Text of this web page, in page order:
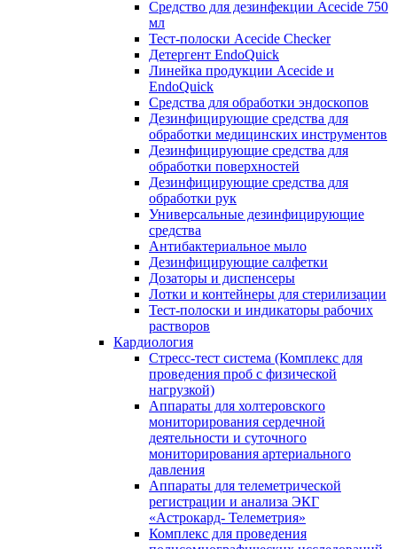
Средство для дезинфекции Acecide 750
мл
Тест-полоски Acecide Checker
Детергент EndoQuick
Линейка продукции Acecide и
EndoQuick
Средства для обработки эндоскопов
Дезинфицирующие средства для
обработки медицинских инструментов
Дезинфицирующие средства для
обработки поверхностей
Дезинфицирующие средства для
обработки рук
Универсальные дезинфицирующие
средства
Антибактериальное мыло
Дезинфицирующие салфетки
Дозаторы и диспенсеры
Лотки и контейнеры для стерилизации
Тест-полоски и индикаторы рабочих
растворов
Кардиология
Стресс-тест система (Комплекс для
проведения проб с физической
нагрузкой)
Аппараты для холтеровского
мониторирования сердечной
деятельности и суточного
мониторирования артериального
давления
Аппараты для телеметрической
регистрации и анализа ЭКГ
«Астрокард- Телеметрия»
Комплекс для проведения